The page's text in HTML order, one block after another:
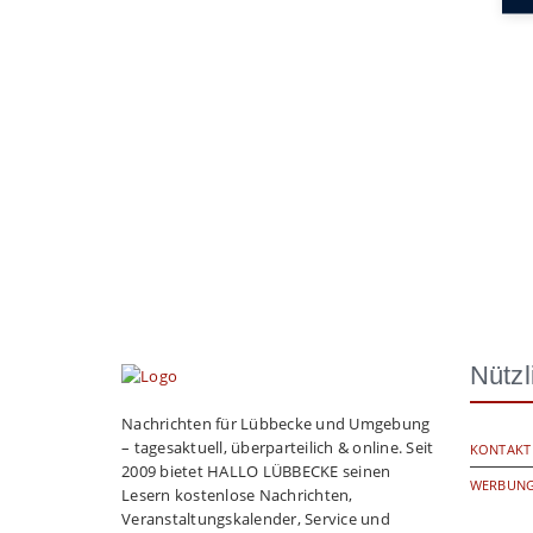
Nachrichten für Lübbecke und Umgebung
– tagesaktuell, überparteilich & online. Seit
2009 bietet HALLO LÜBBECKE seinen
Lesern kostenlose Nachrichten,
Veranstaltungskalender, Service und
KONTAKT